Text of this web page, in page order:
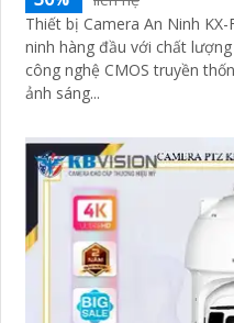
Thiết bị Camera An Ninh
ninh hàng đầu với chất lượng hình
công nghệ CMOS truyền
ảnh sáng...